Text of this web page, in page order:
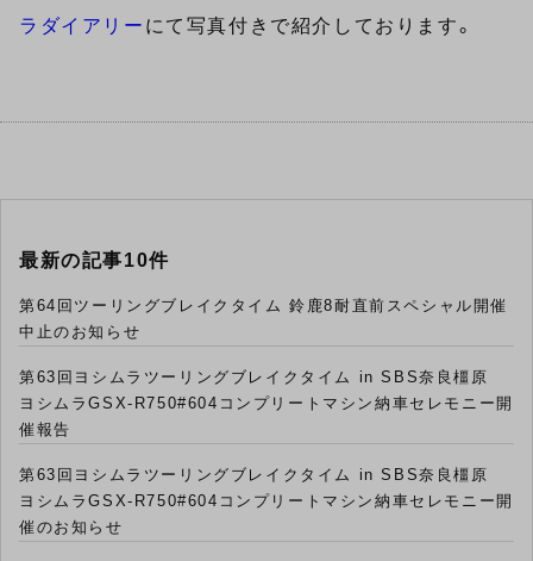
ラダイアリー にて写真付きで紹介しております。
最新の記事10件
第64回ツーリングブレイクタイム 鈴鹿8耐直前スペシャル開催
中止のお知らせ
第63回ヨシムラツーリングブレイクタイム in SBS奈良橿原
ヨシムラGSX-R750#604コンプリートマシン納車セレモニー開
催報告
第63回ヨシムラツーリングブレイクタイム in SBS奈良橿原
ヨシムラGSX-R750#604コンプリートマシン納車セレモニー開
催のお知らせ